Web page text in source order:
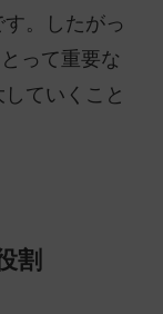
。したがっ
って重要な
ていくこと
割